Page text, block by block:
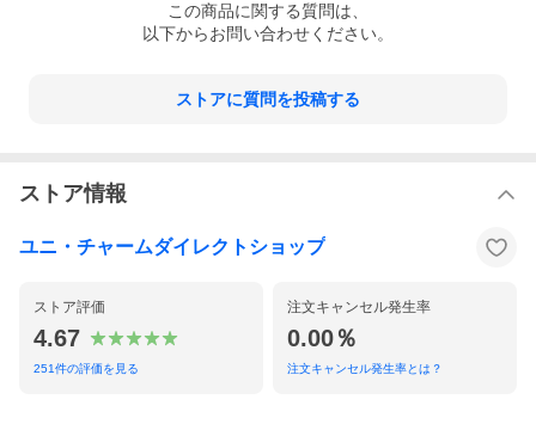
この商品に関する質問は、
以下からお問い合わせください。
ストアに質問を投稿する
ストア情報
ユニ・チャームダイレクトショップ
ストア評価
4.67
251件の評価を見る
注文キャンセル発生率
0.00％
注文キャンセル発生率とは？